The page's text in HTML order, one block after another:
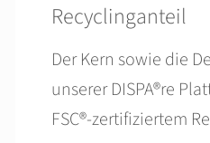
Recyclinganteil
Der Kern sowie die
unserer DISPA®re
FSC®-zertifiziertem